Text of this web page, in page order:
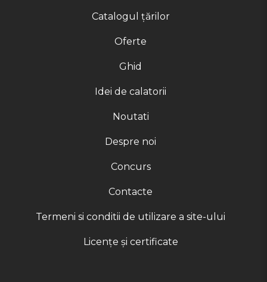
Catalogul țărilor
Oferte
Ghid
Idei de calatorii
Noutati
Despre noi
Concurs
Contacte
Termeni si conditii de utilizare a site-ului
Licențe și certificate